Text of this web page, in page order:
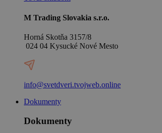
M Trading Slovakia s.r.o.
Horná Skotňa 3157/8
024 04 Kysucké Nové Mesto
info@svetdveri.tvojweb.online
Dokumenty
Dokumenty